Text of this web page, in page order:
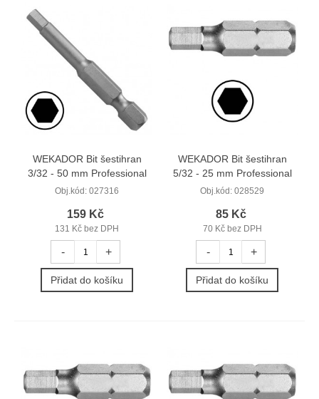
WEKADOR Bit šestihran
3/32 - 50 mm Professional
Obj.kód: 027316
159 Kč
131 Kč bez DPH
- +
Přidat do košíku
WEKADOR Bit šestihran
5/32 - 25 mm Professional
Obj.kód: 028529
85 Kč
70 Kč bez DPH
- +
Přidat do košíku